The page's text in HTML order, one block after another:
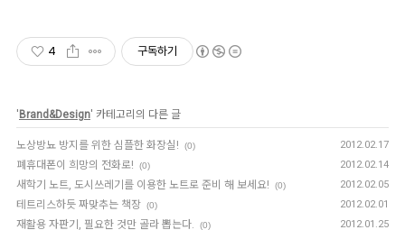
4 구독하기
' Brand&Design' 카테고리의 다른 글
노상방뇨 방지를 위한 심플한 화장실! (0) 2012.02.17
폐휴대폰이 희망의 전화로! (0) 2012.02.14
새학기 노트, 도시쓰레기를 이용한 노트로 준비 해 보세요! (0) 2012.02.05
테트리스하듯 짜맞추는 책장 (0) 2012.02.01
재활용 자판기, 필요한 것만 골라 뽑는다. (0) 2012.01.25